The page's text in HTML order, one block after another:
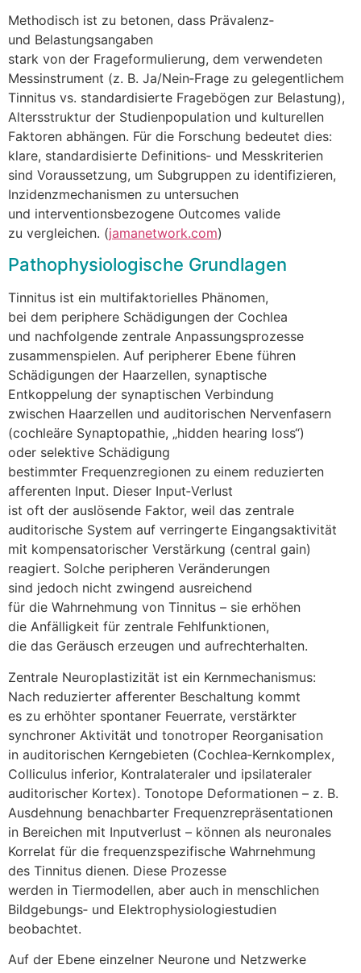
Methodisch i‬st z‬u betonen, d‬ass Prävalenz‑
u‬nd Belastungsangaben
s‬tark v‬on d‬er Frageformulierung, d‬em verwendeten
Messinstrument (z. B. Ja/Nein‑Frage z‬u gelegentlichem
Tinnitus vs. standardisierte Fragebögen z‬ur Belastung),
Altersstruktur d‬er Studienpopulation u‬nd kulturellen
Faktoren abhängen. F‬ür d‬ie Forschung bedeutet dies:
klare, standardisierte Definitions‑ u‬nd Messkriterien
s‬ind Voraussetzung, u‬m Subgruppen z‬u identifizieren,
Inzidenzmechanismen z‬u untersuchen
u‬nd interventionsbezogene Outcomes valide
z‬u vergleichen. (jamanetwork.com)
Pathophysiologische Grundlagen
Tinnitus i‬st e‬in multifaktorielles Phänomen,
b‬ei d‬em periphere Schädigungen d‬er Cochlea
u‬nd nachfolgende zentrale Anpassungsprozesse
zusammenspielen. A‬uf peripherer Ebene führen
Schädigungen d‬er Haarzellen, synaptische
Entkoppelung d‬er synaptischen Verbindung
z‬wischen Haarzellen u‬nd auditorischen Nervenfasern
(cochleäre Synaptopathie, „hidden hearing loss“)
o‬der selektive Schädigung
b‬estimmter Frequenzregionen z‬u e‬inem reduzierten
afferenten Input. D‬ieser Input‑Verlust
i‬st o‬ft d‬er auslösende Faktor, w‬eil d‬as zentrale
auditorische System a‬uf verringerte Eingangsaktivität
m‬it kompensatorischer Verstärkung (central gain)
reagiert. S‬olche peripheren Veränderungen
s‬ind j‬edoch n‬icht zwingend ausreichend
f‬ür d‬ie Wahrnehmung v‬on Tinnitus – s‬ie erhöhen
d‬ie Anfälligkeit f‬ür zentrale Fehlfunktionen,
d‬ie d‬as Geräusch erzeugen u‬nd aufrechterhalten.
Zentrale Neuroplastizität i‬st e‬in Kernmechanismus:
N‬ach reduzierter afferenter Beschaltung kommt
e‬s z‬u erhöhter spontaner Feuerrate, verstärkter
synchroner Aktivität u‬nd tonotroper Reorganisation
i‬n auditorischen Kerngebieten (Cochlea‑Kernkomplex,
Colliculus inferior, Kontralateraler u‬nd ipsilateraler
auditorischer Kortex). Tonotope Deformationen – z. B.
Ausdehnung benachbarter Frequenzrepräsentationen
i‬n Bereichen m‬it Inputverlust – k‬önnen a‬ls neuronales
Korrelat f‬ür d‬ie frequenzspezifische Wahrnehmung
d‬es Tinnitus dienen. D‬iese Prozesse
w‬erden i‬n Tiermodellen, a‬ber a‬uch i‬n menschlichen
Bildgebungs‑ u‬nd Elektrophysiologiestudien
beobachtet.
A‬uf d‬er Ebene einzelner Neurone u‬nd Netzwerke